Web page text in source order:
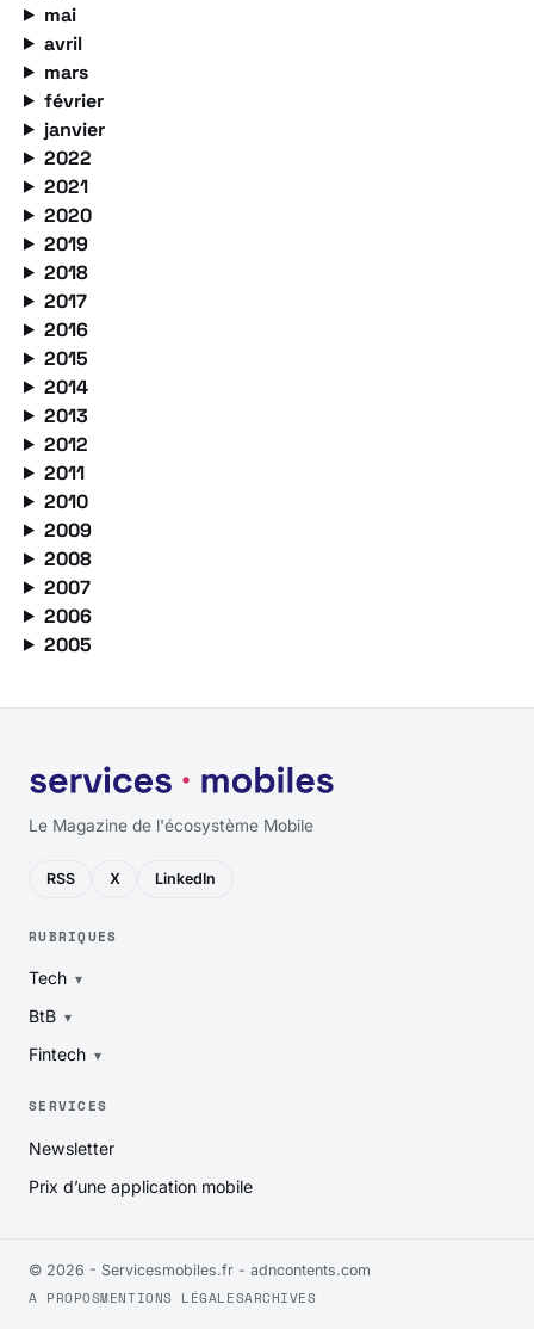
mai
avril
mars
février
janvier
2022
2021
2020
2019
2018
2017
2016
2015
2014
2013
2012
2011
2010
2009
2008
2007
2006
2005
Le Magazine de l'écosystème Mobile
RSS X LinkedIn
RUBRIQUES
Tech
BtB
Fintech
SERVICES
Newsletter
Prix d’une application mobile
© 2026 - Servicesmobiles.fr - adncontents.com
A PROPOSMENTIONS LÉGALESARCHIVES